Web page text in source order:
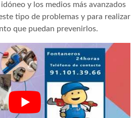
y los medios más avanzados
tipo de problemas y para realizar
que puedan prevenirlos.